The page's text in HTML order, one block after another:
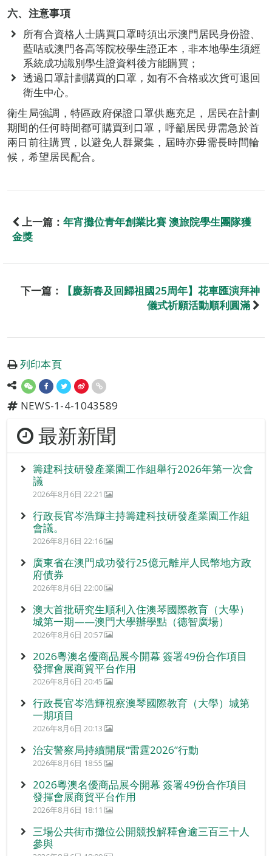
六、注意事項
所有合資格人士購買口罩時須出示澳門居民身份證、
藍咭或澳門各高等院校學生證正本，非本地學生須經
系統成功識別學生證資料後方能購買；
透過口罩計劃購買的口罩，如有不合格或次貨可退回
衛生中心。
衛生局強調，特區政府保證口罩供應充足，居民在計劃
期間的任何時間都可購買到口罩，呼籲居民毋需急於首
兩日前往購買，以避免人群聚集，屆時亦毋需長時間輪
候，希望居民配合。
上一篇： 年宵攤位青年創業比賽 澳旅院學生團隊獲
金獎
下一篇：
【慶新春及回歸祖國25周年】花車匯演拜神
儀式祈願活動順利圓滿
列印本頁
NEWS-1-4-1043589
最新新聞
籌建科技研發產業園工作組舉行2026年第一次會
議
2026年8月6日 22:21
行政長官岑浩輝主持籌建科技研發產業園工作組
會議。
2026年8月6日 22:16
廣東省在澳門成功發行25億元離岸人民幣地方政
府債券
2026年8月6日 22:00
澳大首批研究生順利入住澳琴國際教育（大學）
城第一期——澳門大學辦學點（德智廣場）
2026年8月6日 20:57
2026粵澳名優商品展今開幕 簽署49份合作項目
發揮會展商貿平台作用
2026年8月6日 20:45
行政長官岑浩輝視察澳琴國際教育（大學）城第
一期項目
2026年8月6日 20:13
治安警察局持續開展“雷霆2026”行動
2026年8月6日 18:55
2026粵澳名優商品展今開幕 簽署49份合作項目
發揮會展商貿平台作用
2026年8月6日 18:11
三場公共街市攤位公開競投解釋會逾三百三十人
參與